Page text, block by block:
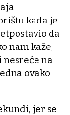
kada je
da
nam kaže,
nesreće na
ovako
jer se